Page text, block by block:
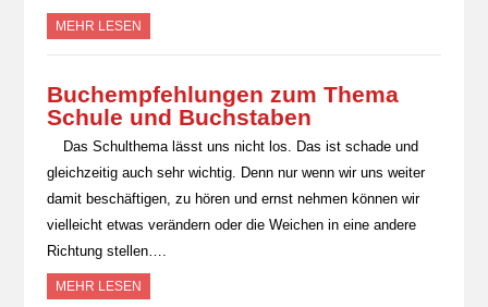
MEHR LESEN
Buchempfehlungen zum Thema
Schule und Buchstaben
Das Schulthema lässt uns nicht los. Das ist schade und
gleichzeitig auch sehr wichtig. Denn nur wenn wir uns weiter
damit beschäftigen, zu hören und ernst nehmen können wir
vielleicht etwas verändern oder die Weichen in eine andere
Richtung stellen….
MEHR LESEN